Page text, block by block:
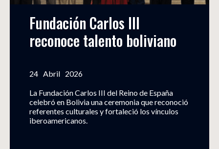
Fundación Carlos III
reconoce talento boliviano
24 Abril 2026
La Fundación Carlos III del Reino de España
celebró en Bolivia una ceremonia que reconoció
referentes culturales y fortaleció los vínculos
iberoamericanos.